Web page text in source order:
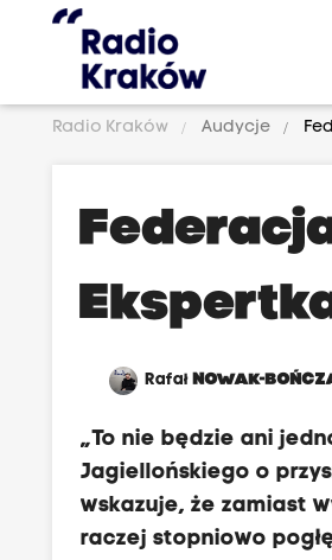
Radio Kraków Audycje
RafałNOWAK-
„To nie będzie ani
Jagiellońskiego o
wskazuje, że zamiast
raczej stopniowo